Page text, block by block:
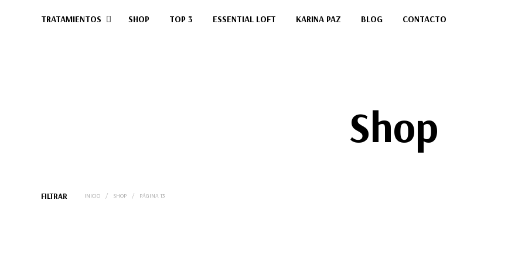
TRATAMIENTOS SHOP TOP 3 ESSENTIAL LOFT KARINA PAZ BLOG CONTACTO
Shop
FILTRAR INICIO / SHOP / PÁGINA 13